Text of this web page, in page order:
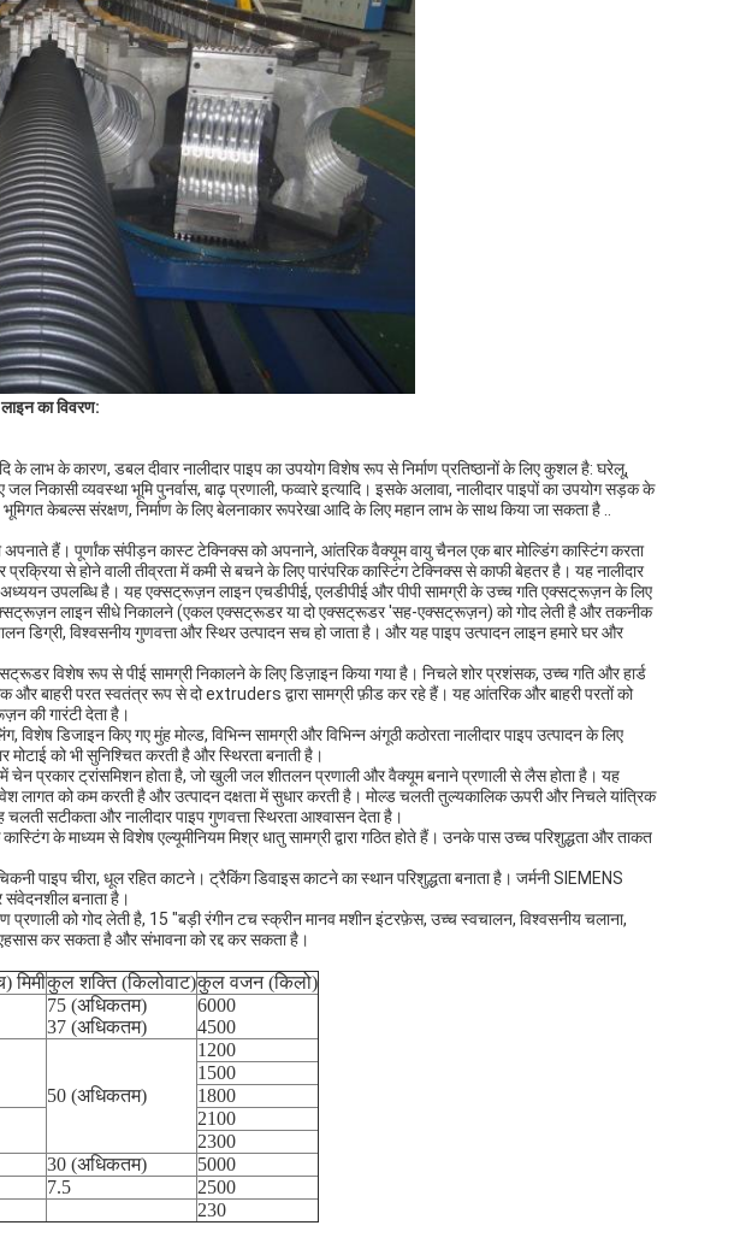
का विवरण:
लाभ के कारण, डबल दीवार नालीदार पाइप का उपयोग विशेष रूप से निर्माण प्रतिष्ठानों के लिए कुशल है: घरेलू,
जल निकासी व्यवस्था भूमि पुनर्वास, बाढ़ प्रणाली, फव्वारे इत्यादि। इसके अलावा, नालीदार पाइपों का उपयोग सड़क के
केबल्स संरक्षण, निर्माण के लिए बेलनाकार रूपरेखा आदि के लिए महान लाभ के साथ किया जा सकता है ..
अपनाते हैं। पूर्णांक संपीड़न कास्ट टेक्निक्स को अपनाने, आंतरिक वैक्यूम वायु चैनल एक बार मोल्डिंग कास्टिंग करता
से होने वाली तीव्रता में कमी से बचने के लिए पारंपरिक कास्टिंग टेक्निक्स से काफी बेहतर है। यह नालीदार
उपलब्धि है। यह एक्सट्रूज़न लाइन एचडीपीई, एलडीपीई और पीपी सामग्री के उच्च गति एक्सट्रूज़न के लिए
लाइन सीधे निकालने (एकल एक्सट्रूडर या दो एक्सट्रूडर 'सह-एक्सट्रूज़न) को गोद लेती है और तकनीक
डिग्री, विश्वसनीय गुणवत्ता और स्थिर उत्पादन सच हो जाता है। और यह पाइप उत्पादन लाइन हमारे घर और
विशेष रूप से पीई सामग्री निकालने के लिए डिज़ाइन किया गया है। निचले शोर प्रशंसक, उच्च गति और हार्ड
और बाहरी परत स्वतंत्र रूप से दो extruders द्वारा सामग्री फ़ीड कर रहे हैं। यह आंतरिक और बाहरी परतों को
की गारंटी देता है।
डिजाइन किए गए मुंह मोल्ड, विभिन्न सामग्री और विभिन्न अंगूठी कठोरता नालीदार पाइप उत्पादन के लिए
को भी सुनिश्चित करती है और स्थिरता बनाती है।
चेन प्रकार ट्रांसमिशन होता है, जो खुली जल शीतलन प्रणाली और वैक्यूम बनाने प्रणाली से लैस होता है। यह
लागत को कम करती है और उत्पादन दक्षता में सुधार करती है। मोल्ड चलती तुल्यकालिक ऊपरी और निचले यांत्रिक
सटीकता और नालीदार पाइप गुणवत्ता स्थिरता आश्वासन देता है।
के माध्यम से विशेष एल्यूमीनियम मिश्र धातु सामग्री द्वारा गठित होते हैं। उनके पास उच्च परिशुद्धता और ताकत
पाइप चीरा, धूल रहित काटने। ट्रैकिंग डिवाइस काटने का स्थान परिशुद्धता बनाता है। जर्मनी SIEMENS
संवेदनशील बनाता है।
को गोद लेती है, 15 "बड़ी रंगीन टच स्क्रीन मानव मशीन इंटरफ़ेस, उच्च स्वचालन, विश्वसनीय चलाना,
कर सकता है और संभावना को रद्द कर सकता है।
मिमीकुल शक्ति (किलोवाट)कुल वजन (किलो)
75 (अधिकतम)
37 (अधिकतम)
6000
4500
50 (अधिकतम)
1200
1500
1800
2100
2300
30 (अधिकतम)
5000
7.5
2500
230